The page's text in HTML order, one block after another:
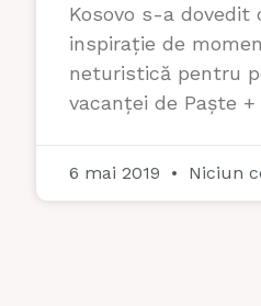
Kosovo s-a dovedit
inspirație de
neturistică pentru
vacanței de Paște +
6 mai 2019 Niciun